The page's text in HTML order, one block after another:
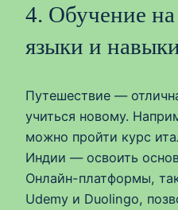
4. Обучение
языки и
Путешествие —
учиться новому.
можно пройти курс
Индии — освоить
Онлайн-платформы,
Udemy и Duolingo,